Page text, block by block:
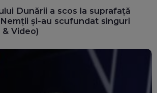
Dunării a scos la suprafață
și-au scufundat singuri
Video)